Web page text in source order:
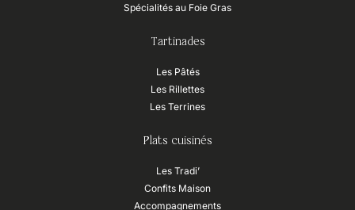
Spécialités au Foie Gras
Tartinades
Les Pâtés
Les Rillettes
Les Terrines
Plats cuisinés
Les Tradi’
Confits Maison
Accompagnements